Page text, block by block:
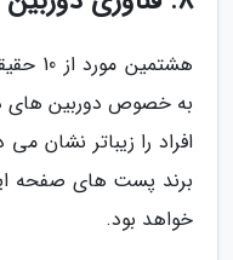
به خصوص دوربین های
افراد را زیباتر نشان
برند پست های صفحه
خواهد بود.